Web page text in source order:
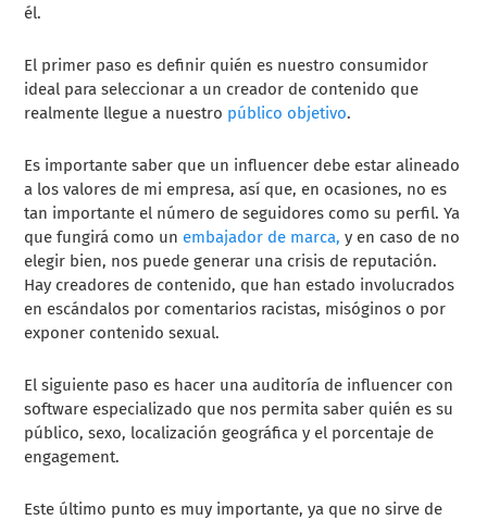
él.
El primer paso es definir quién es nuestro consumidor
ideal para seleccionar a un creador de contenido que
realmente llegue a nuestro público objetivo.
Es importante saber que un influencer debe estar alineado
a los valores de mi empresa, así que, en ocasiones, no es
tan importante el número de seguidores como su perfil. Ya
que fungirá como un embajador de marca, y en caso de no
elegir bien, nos puede generar una crisis de reputación.
Hay creadores de contenido, que han estado involucrados
en escándalos por comentarios racistas, misóginos o por
exponer contenido sexual.
El siguiente paso es hacer una auditoría de influencer con
software especializado que nos permita saber quién es su
público, sexo, localización geográfica y el porcentaje de
engagement.
Este último punto es muy importante, ya que no sirve de